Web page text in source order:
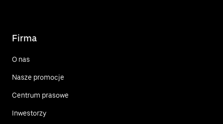
Firma
O nas
Nasze promocje
Centrum prasowe
Inwestorzy